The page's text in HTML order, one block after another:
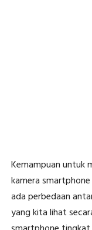
Kemampuan untuk
kamera
ada perbedaan
yang kita lihat